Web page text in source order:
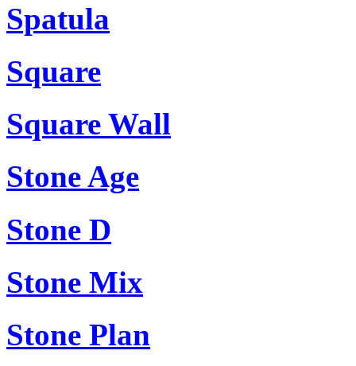
Spatula
Square
Square Wall
Stone Age
Stone D
Stone Mix
Stone Plan